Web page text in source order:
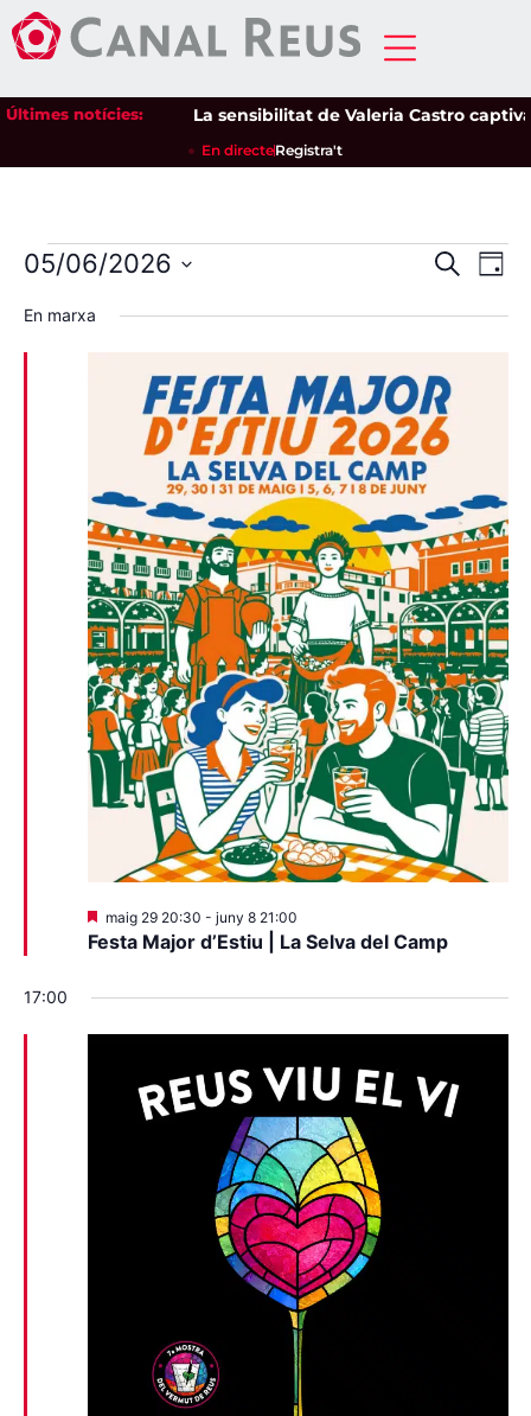
Últimes notícies: La sensibilitat de Valeria Castro
En directeRegistra't
cerca
CercaDia
05/06/2026
una
data.
En marxa
Festa Major d’Estiu | La Selva del Camp
Destacats
maig 29 20:30 - juny 8 21:00
17:00